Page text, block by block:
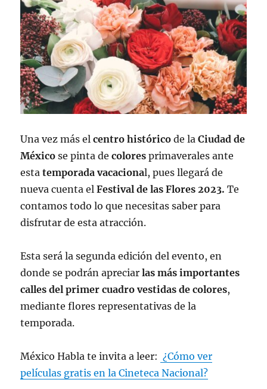
Una vez más el centro histórico de laCiudad de
Méxicose pinta decoloresprimaverales ante
estatemporada vacacional, pues llegará de
nueva cuenta elFestival de las Flores 2023. Te
contamos todo lo que necesitas saber para
disfrutar de esta atracción.
Esta será la segunda edición del evento, en
donde se podrán apreciarlas más importantes
calles del primer cuadro vestidas de colores,
mediante flores representativas de la
temporada.
México Habla te invita a leer: ¿Cómo ver
películas gratis en la Cineteca Nacional?